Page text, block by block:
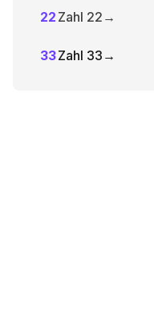
22 Zahl 22 →
33Zahl 33 →